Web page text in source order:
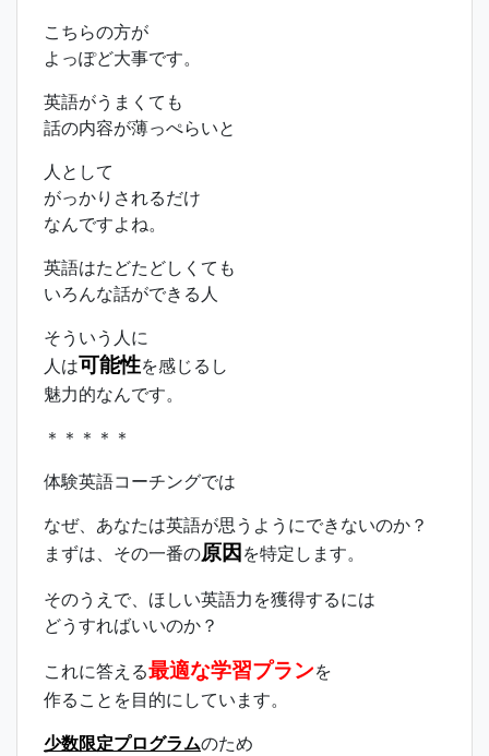
こちらの方が
よっぽど大事です。
英語がうまくても
話の内容が薄っぺらいと
人として
がっかりされるだけ
なんですよね。
英語はたどたどしくても
いろんな話ができる人
そういう人に
人は可能性を感じるし
魅力的なんです。
＊＊＊＊＊
体験英語コーチングでは
なぜ、あなたは英語が思うようにできないのか？
まずは、その一番の原因 を特定します。
そのうえで、ほしい英語力を獲得するには
どうすればいいのか？
これに答える最適な学習プランを
作ることを目的にしています。
少数限定プログラムのため